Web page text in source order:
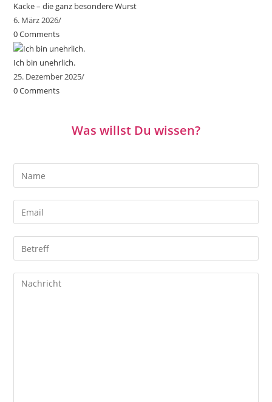
Kacke – die ganz besondere Wurst
6. März 2026/
0 Comments
Ich bin unehrlich.
25. Dezember 2025/
0 Comments
Was willst Du wissen?